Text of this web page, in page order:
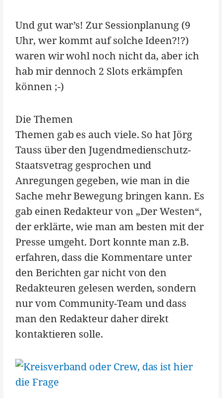
Und gut war’s! Zur Sessionplanung (9
Uhr, wer kommt auf solche Ideen?!?)
waren wir wohl noch nicht da, aber ich
hab mir dennoch 2 Slots erkämpfen
können ;-)
Die Themen
Themen gab es auch viele. So hat Jörg
Tauss über den Jugendmedienschutz-
Staatsvetrag gesprochen und
Anregungen gegeben, wie man in die
Sache mehr Bewegung bringen kann. Es
gab einen Redakteur von „Der Westen“,
der erklärte, wie man am besten mit der
Presse umgeht. Dort konnte man z.B.
erfahren, dass die Kommentare unter
den Berichten gar nicht von den
Redakteuren gelesen werden, sondern
nur vom Community-Team und dass
man den Redakteur daher direkt
kontaktieren solle.